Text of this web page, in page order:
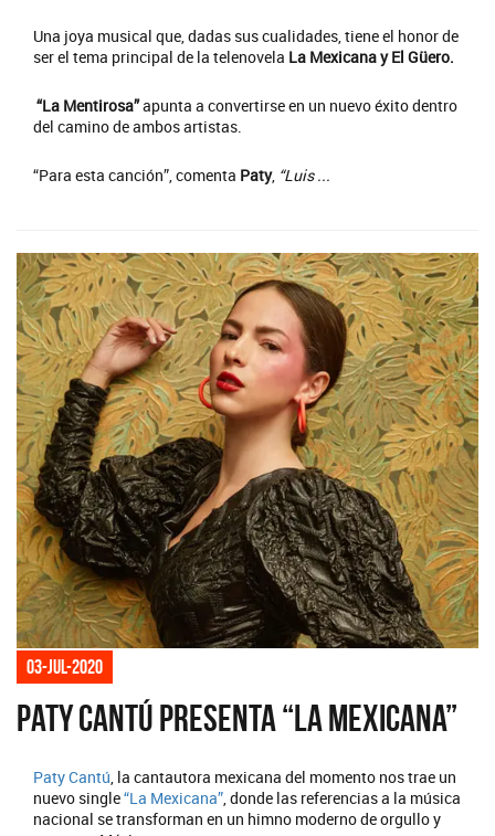
Una joya musical que, dadas sus cualidades, tiene el honor de
ser el tema principal de la telenovela La Mexicana y El Güero.
“La Mentirosa”apunta a convertirse en un nuevo éxito dentro
del camino de ambos artistas.
“Para esta canción”, comenta Paty, “Luis ...
03-jul-2020
Paty Cantú presenta “La Mexicana”
Paty Cantú, la cantautora mexicana del momento nos trae un
nuevo single“La Mexicana”, donde las referencias a la música
nacional se transforman en un himno moderno de orgullo y